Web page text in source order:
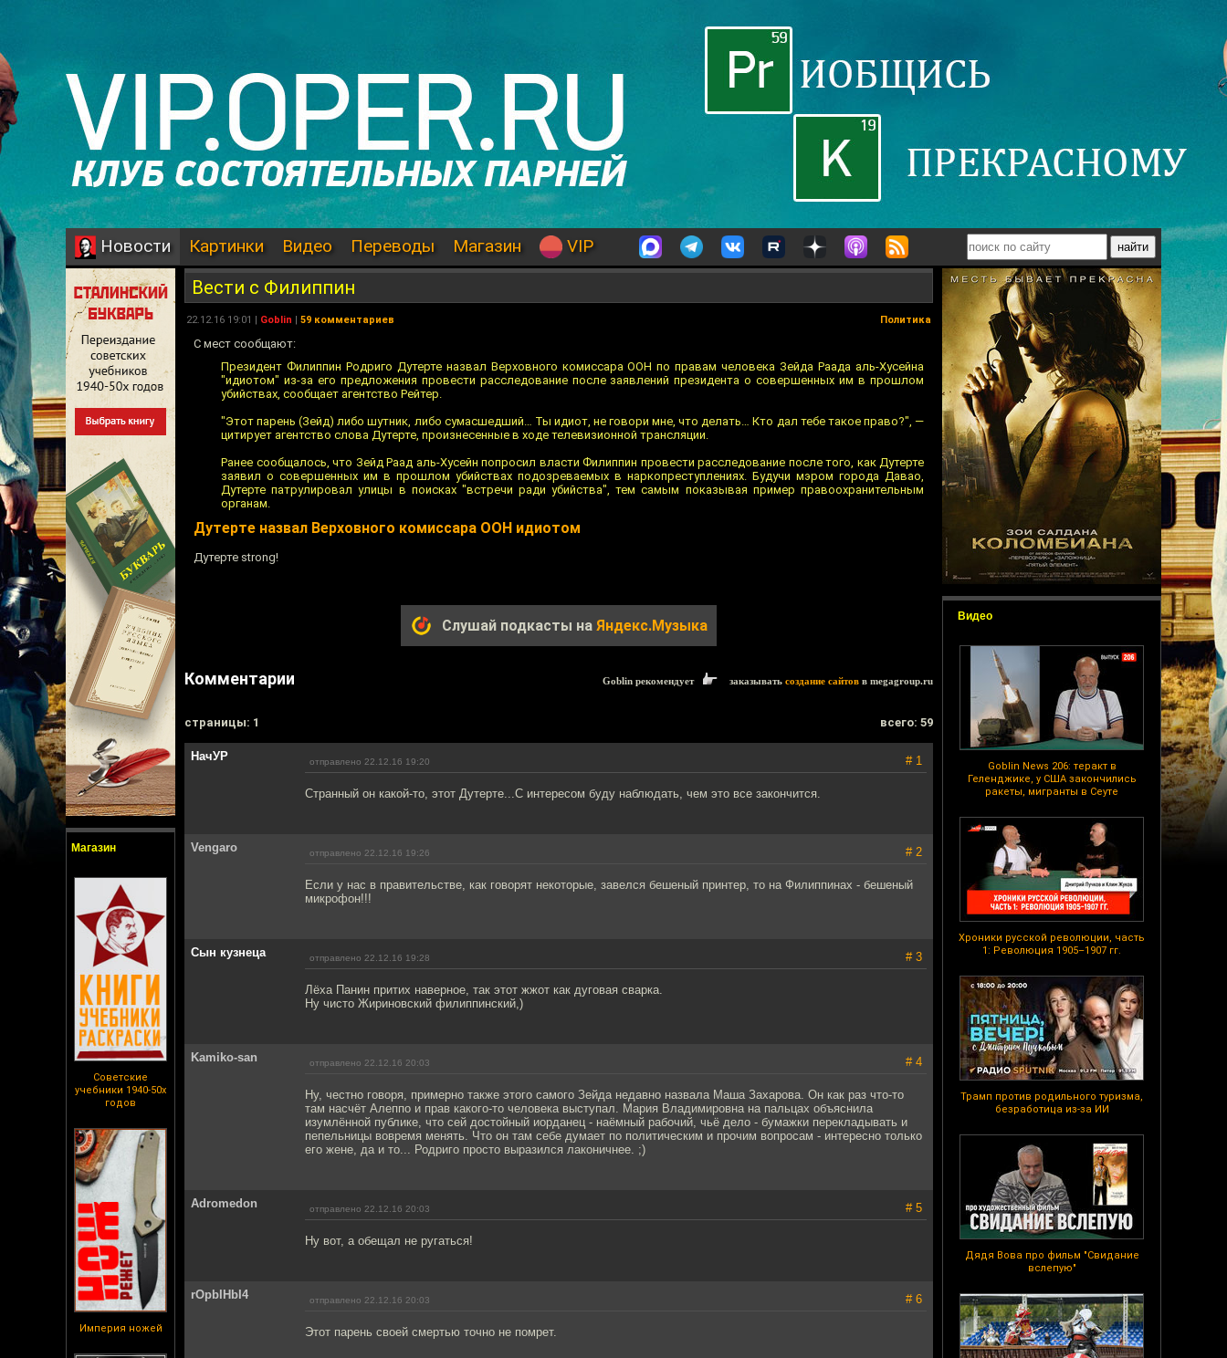
Новости Картинки Видео Переводы Магазин VIP
Магазин
Советские
учебники 1940-50х
годов
Империя ножей
Видео
Goblin News 206: теракт в
Геленджике, у США закончились
ракеты, мигранты в Сеуте
Хроники русской революции, часть
1: Революция 1905–1907 гг.
Трамп против родильного туризма,
безработица из-за ИИ
Дядя Вова про фильм "Свидание
вслепую"
Вести с Филиппин
22.12.16 19:01 | Goblin | 59 комментариев Политика
С мест сообщают:
Президент Филиппин Родриго Дутерте назвал Верховного комиссара ООН по правам человека Зейда Раада аль-Хусейна
"идиотом" из-за его предложения провести расследование после заявлений президента о совершенных им в прошлом
убийствах, сообщает агентство Рейтер.
"Этот парень (Зейд) либо шутник, либо сумасшедший… Ты идиот, не говори мне, что делать… Кто дал тебе такое право?", —
цитирует агентство слова Дутерте, произнесенные в ходе телевизионной трансляции.
Ранее сообщалось, что Зейд Раад аль-Хусейн попросил власти Филиппин провести расследование после того, как Дутерте
заявил о совершенных им в прошлом убийствах подозреваемых в наркопреступлениях. Будучи мэром города Давао,
Дутерте патрулировал улицы в поисках "встречи ради убийства", тем самым показывая пример правоохранительным
органам.
Дутерте назвал Верховного комиссара ООН идиотом
Дутерте strong!
Слушай подкасты на Яндекс.Музыка
Комментарии Goblin рекомендует заказывать создание сайтов в megagroup.ru
cтраницы: 1 всего: 59
НачУР отправлено 22.12.16 19:20 # 1
Странный он какой-то, этот Дутерте...С интересом буду наблюдать, чем это все закончится.
Vengaro отправлено 22.12.16 19:26 # 2
Если у нас в правительстве, как говорят некоторые, завелся бешеный принтер, то на Филиппинах - бешеный
микрофон!!!
Сын кузнеца отправлено 22.12.16 19:28 # 3
Лёха Панин притих наверное, так этот жжот как дуговая сварка.
Ну чисто Жириновский филиппинский,)
Kamiko-san отправлено 22.12.16 20:03 # 4
Ну, честно говоря, примерно также этого самого Зейда недавно назвала Маша Захарова. Он как раз что-то
там насчёт Алеппо и прав какого-то человека выступал. Мария Владимировна на пальцах объяснила
изумлённой публике, что сей достойный иорданец - наёмный рабочий, чьё дело - бумажки перекладывать и
пепельницы вовремя менять. Что он там себе думает по политическим и прочим вопросам - интересно только
его жене, да и то... Родриго просто выразился лаконичнее. ;)
Adromedon отправлено 22.12.16 20:03 # 5
Ну вот, а обещал не ругаться!
rOpbIHbI4 отправлено 22.12.16 20:03 # 6
Этот парень своей смертью точно не помрет.